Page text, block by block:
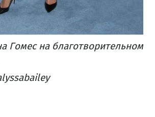
Гомес на благотворительном